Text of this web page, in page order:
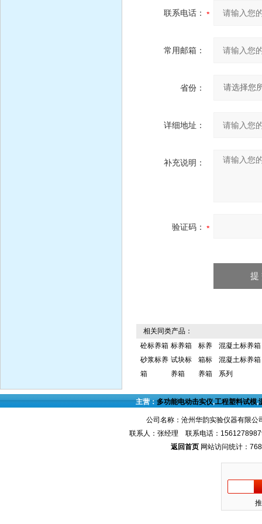
联系电话：
常用邮箱：
省份：
详细地址：
补充说明：
验证码：
相关同类产品：
砼标养箱
砂浆标养
箱
标养箱
试块标
养箱
标养
箱标
养箱
混凝土标养箱
混凝土标养箱
系列
主营：多功能电动击实仪,工程塑料试模,
公司名称：沧州华韵实验仪器有限
联系人：张经理 联系电话：
返回首页 网站访问统计：